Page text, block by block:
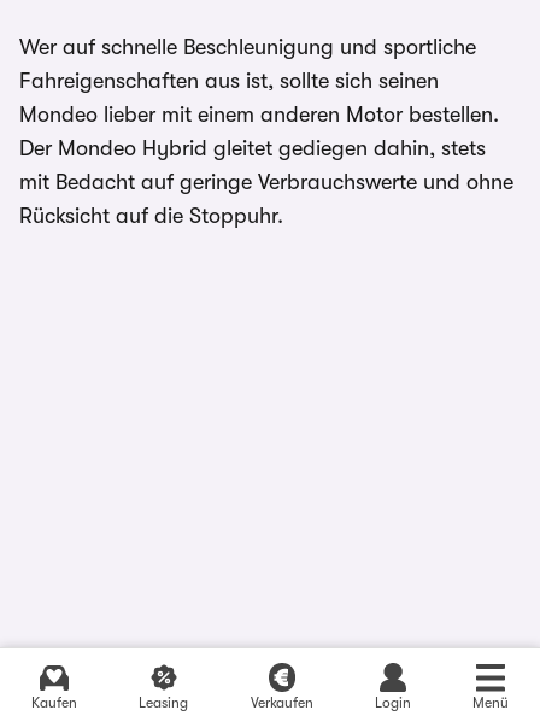
Kaufen Leasing Verkaufen Login Menü
Wer auf schnelle Beschleunigung und sportliche
Fahreigenschaften aus ist, sollte sich seinen
Mondeo lieber mit einem anderen Motor bestellen.
Der Mondeo Hybrid gleitet gediegen dahin, stets
mit Bedacht auf geringe Verbrauchswerte und ohne
Rücksicht auf die Stoppuhr.
Sicherheit und Schutz